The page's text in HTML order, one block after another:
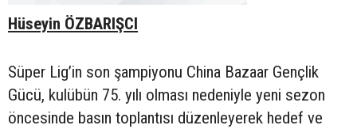
Hüseyin ÖZBARIŞCI
Süper Lig’in son şampiyonu China Bazaar Gençlik
Gücü, kulübün 75. yılı olması nedeniyle yeni sezon
öncesinde basın toplantısı düzenleyerek hedef ve